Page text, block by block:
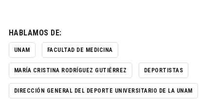
HABLAMOS DE:
UNAM FACULTAD DE MEDICINA
MARÍA CRISTINA RODRÍGUEZ GUTIÉRREZ DEPORTISTAS
DIRECCIÓN GENERAL DEL DEPORTE UNIVERSITARIO DE LA UNAM